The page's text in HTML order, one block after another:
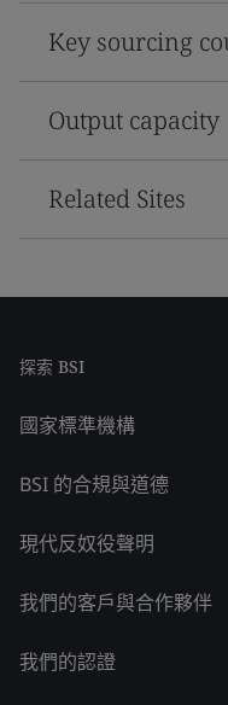
Key sourcing
Output capacity
Related Sites
探索 BSI
國家標準機構
BSI 的合規與道德
現代反奴役聲明
我們的客戶與合作夥伴
我們的認證